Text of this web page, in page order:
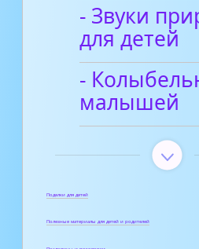
- Звуки
для детей
-
малышей
Поделки для детей
Полезные материалы для детей и родителей